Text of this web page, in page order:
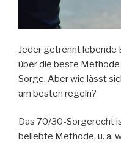
Jeder getrennt lebende
über die beste
Sorge. Aber wie lässt
am besten regeln?
Das 70/30-Sorgerecht
beliebte Methode, u. a.